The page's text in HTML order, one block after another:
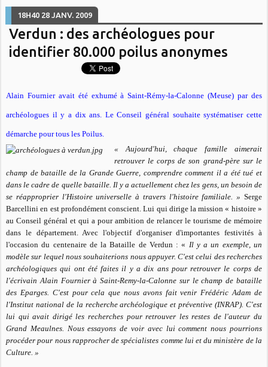
18H40 28 JANV. 2009
Verdun : des archéologues pour
identifier 80.000 poilus anonymes
Alain Fournier avait été exhumé à Saint-Rémy-la-Calonne (Meuse) par des
archéologues il y a dix ans. Le Conseil général souhaite systématiser cette
démarche pour tous les Poilus.
« Aujourd'hui, chaque famille aimerait
retrouver le corps de son grand-père sur le
champ de bataille de la Grande Guerre, comprendre comment il a été tué et
dans le cadre de quelle bataille. Il y a actuellement chez les gens, un besoin de
se réapproprier l'Histoire universelle à travers l'histoire familiale. » Serge
Barcellini en est profondément conscient. Lui qui dirige la mission « histoire »
au Conseil général et qui a pour ambition de relancer le tourisme de mémoire
dans le département. Avec l'objectif d'organiser d'importantes festivités à
l'occasion du centenaire de la Bataille de Verdun : « Il y a un exemple, un
modèle sur lequel nous souhaiterions nous appuyer. C'est celui des recherches
archéologiques qui ont été faites il y a dix ans pour retrouver le corps de
l'écrivain Alain Fournier à Saint-Remy-la-Calonne sur le champ de bataille
des Eparges. C'est pour cela que nous avons fait venir Frédéric Adam de
l'Institut national de la recherche archéologique et préventive (INRAP). C'est
lui qui avait dirigé les recherches pour retrouver les restes de l'auteur du
Grand Meaulnes. Nous essayons de voir avec lui comment nous pourrions
procéder pour nous rapprocher de spécialistes comme lui et du ministère de la
Culture. »